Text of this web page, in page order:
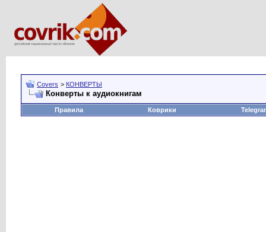
Covers > КОНВЕРТЫ
Конверты к аудиокнигам
Правила Коврики